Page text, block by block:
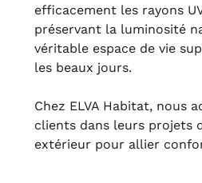
efficacement les rayons
préservant la luminosité
véritable espace de vie
les beaux jours.
Chez ELVA Habitat, nous
clients dans leurs projets
extérieur pour allier